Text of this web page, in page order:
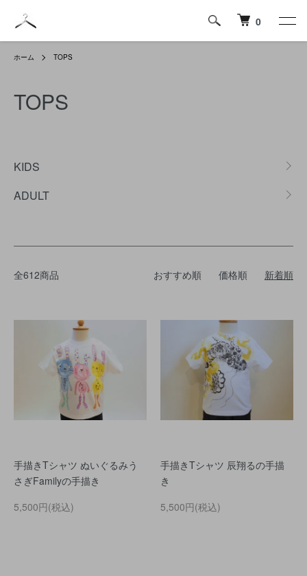
0
ホーム TOPS
TOPS
KIDS
ADULT
全612商品 おすすめ順 価格順 新着順
手描きTシャツ ぬいぐるみう
さぎFamilyの手描き
5,500円(税込)
手描きTシャツ 辰翔るの手描
き
5,500円(税込)